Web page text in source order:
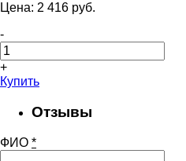
Цена: 2 416 pуб.
-
+
Купить
Отзывы
ФИО *